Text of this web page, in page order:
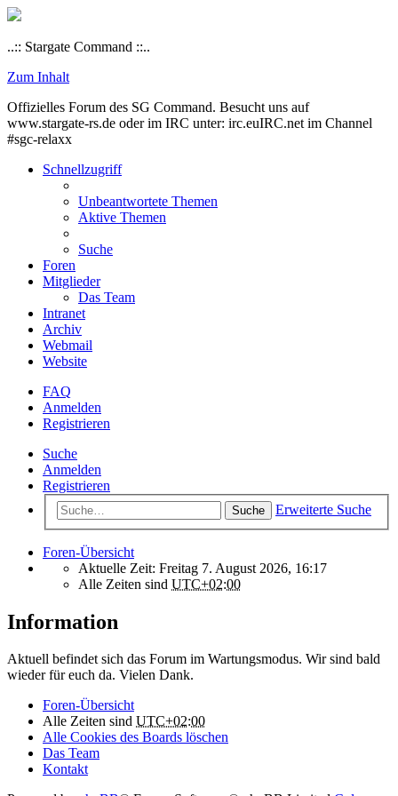
..:: Stargate Command ::..
Zum Inhalt
Offizielles Forum des SG Command. Besucht uns auf
www.stargate-rs.de oder im IRC unter: irc.euIRC.net im Channel
#sgc-relaxx
Schnellzugriff
Unbeantwortete Themen
Aktive Themen
Suche
Foren
Mitglieder
Das Team
Intranet
Archiv
Webmail
Website
FAQ
Anmelden
Registrieren
Suche
Anmelden
Registrieren
Suche Erweiterte Suche
Foren-Übersicht
Aktuelle Zeit: Freitag 7. August 2026, 16:17
Alle Zeiten sind UTC+02:00
Information
Aktuell befindet sich das Forum im Wartungsmodus. Wir sind bald
wieder für euch da. Vielen Dank.
Foren-Übersicht
Alle Zeiten sind UTC+02:00
Alle Cookies des Boards löschen
Das Team
Kontakt